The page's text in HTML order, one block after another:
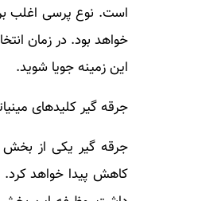
است. نوع پرسی اغلب
خواهد بود. در زمان
این زمینه جویا شوید.
جرقه گیر کلیدهای
جرقه گیر یکی از بخش
کاهش پیدا خواهد